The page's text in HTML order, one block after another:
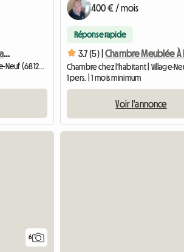
Chambre Meublée Chez L'habitant
Chambre chez l'habitant | Village-Neuf (68128) | 80 M2
400 € / mois
Réponse rapide
3.7 (5) |
1 pers. | 1 mois minimum
Voir l'annonce
6